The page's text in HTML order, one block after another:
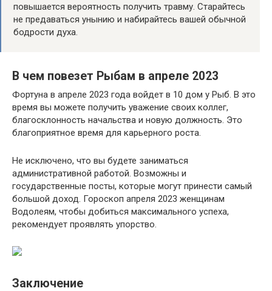
повышается вероятность получить травму. Старайтесь
не предаваться унынию и набирайтесь вашей обычной
бодрости духа.
В чем повезет Рыбам в апреле 2023
Фортуна в апреле 2023 года войдет в 10 дом у Рыб. В это
время вы можете получить уважение своих коллег,
благосклонность начальства и новую должность. Это
благоприятное время для карьерного роста.
Не исключено, что вы будете заниматься
административной работой. Возможны и
государственные посты, которые могут принести самый
большой доход. Гороскоп апреля 2023 женщинам
Водолеям, чтобы добиться максимального успеха,
рекомендует проявлять упорство.
Заключение